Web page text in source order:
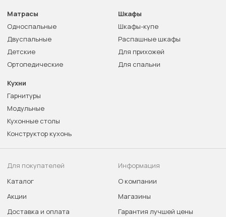
Матрасы
Односпальные
Двуспальные
Детские
Ортопедические
Шкафы
Шкафы-купе
Распашные шкафы
Для прихожей
Для спальни
Кухни
Гарнитуры
Модульные
Кухонные столы
Конструктор кухонь
Для покупателей
Каталог
Акции
Доставка и оплата
Информация
О компании
Магазины
Гарантия лучшей цены